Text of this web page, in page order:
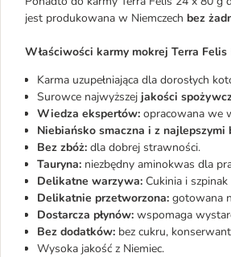
jest produkowana w Niemczech bez
Właściwości karmy mokrej Terra Felis
Karma uzupełniająca dla dorosłych
Surowce najwyższej jakości
Wiedza ekspertów: opracowana we
Niebiańsko smaczna i z najlepszymi
Bez zbóż: dla dobrej strawności.
Tauryna: niezbędny aminokwas dla
Delikatne warzywa: Cukinia i szpinak
Delikatnie przetworzona: gotowana
Dostarcza płynów: wspomaga
Bez dodatków: bez cukru,
Wysoka jakość z Niemiec.